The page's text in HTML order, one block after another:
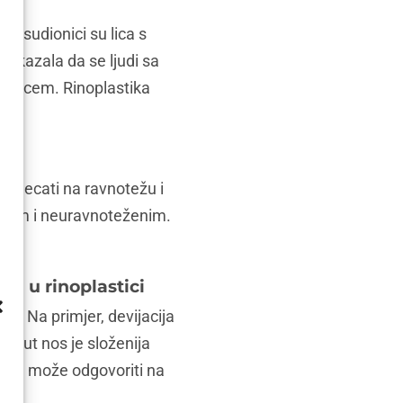
sudionici su lica s
da se ljudi sa
licem. Rinoplastika
utjecati na ravnotežu i
i neuravnoteženim.
u rinoplastici
Na primjer, devijacija
nos je složenija
može odgovoriti na